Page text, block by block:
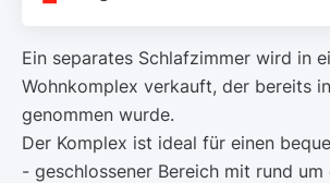
Ein separates Schlafzimmer wird in
Wohnkomplex verkauft, der bereits
genommen wurde.
Der Komplex ist ideal für einen
- geschlossener Bereich mit rund